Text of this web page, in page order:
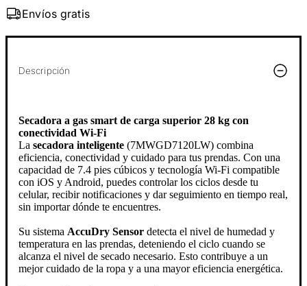
Envíos gratis
Descripción
Secadora a gas smart de carga superior 28 kg con
conectividad Wi-Fi
La secadora inteligente (7MWGD7120LW) combina
eficiencia, conectividad y cuidado para tus prendas. Con una
capacidad de 7.4 pies cúbicos y tecnología Wi-Fi compatible
con iOS y Android, puedes controlar los ciclos desde tu
celular, recibir notificaciones y dar seguimiento en tiempo real,
sin importar dónde te encuentres.
Su sistema AccuDry Sensor detecta el nivel de humedad y
temperatura en las prendas, deteniendo el ciclo cuando se
alcanza el nivel de secado necesario. Esto contribuye a un
mejor cuidado de la ropa y a una mayor eficiencia energética.